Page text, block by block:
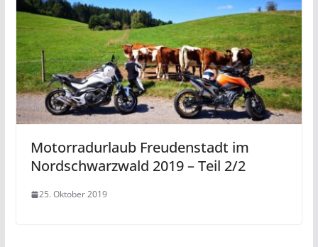
Motorradurlaub Freudenstadt im
Nordschwarzwald 2019 – Teil 2/2
25. Oktober 2019